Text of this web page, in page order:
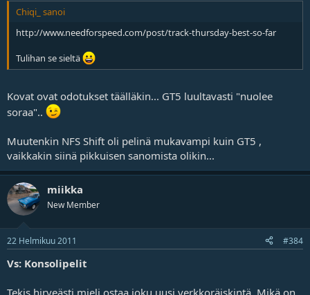
Chiqi_ sanoi
http://www.needforspeed.com/post/track-thursday-best-so-far
Tulihan se sieltä
Kovat ovat odotukset täälläkin... GT5 luultavasti "nuolee
soraa"..
Muutenkin NFS Shift oli pelinä mukavampi kuin GT5 ,
vaikkakin siinä pikkuisen sanomista olikin...
miikka
New Member
22 Helmikuu 2011 #384
Vs: Konsolipelit
Tekis hirveästi mieli ostaa joku uusi verkkoräiskintä. Mikä on